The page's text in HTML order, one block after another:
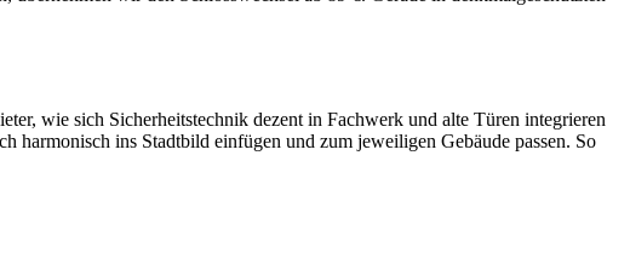
wie sich Sicherheitstechnik dezent in Fachwerk und alte Türen integrieren
harmonisch ins Stadtbild einfügen und zum jeweiligen Gebäude passen. So